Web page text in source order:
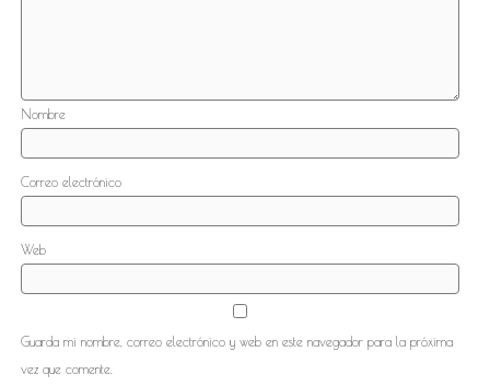
Nombre
Correo electrónico
Web
Guarda mi nombre, correo electrónico y web en este navegador para la próxima
vez que comente.